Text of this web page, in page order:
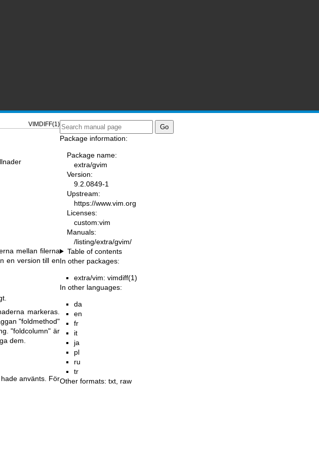
VIMDIFF(1)
mellan filerna
en version till en
markeras.
"foldmethod"
"foldcolumn" är
dem.
använts. För
Package information:
Package name:
extra/gvim
Version:
9.2.0849-1
Upstream:
https://www.vim.org
Licenses:
custom:vim
Manuals:
/listing/extra/gvim/
Table of contents
In other packages:
extra/vim: vimdiff(1)
In other languages:
da
en
fr
it
ja
pl
ru
tr
Other formats: txt raw